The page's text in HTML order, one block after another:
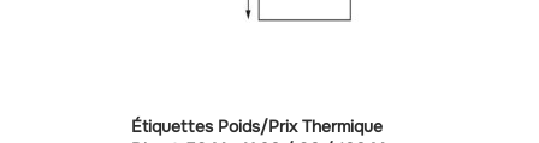
Étiquettes Poids/prix Thermique